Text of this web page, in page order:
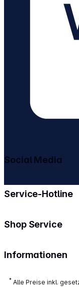
Service-Hotline
Shop Service
Informationen
Social Media
* Alle Preise inkl.